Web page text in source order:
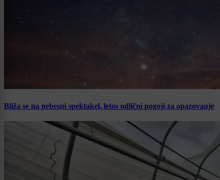
Bliža se na nebesni spektakel, letos odlični pogoji za opazovanje